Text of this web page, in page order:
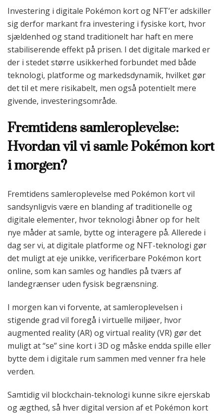
Investering i digitale Pokémon kort og NFT’er adskiller
sig derfor markant fra investering i fysiske kort, hvor
sjældenhed og stand traditionelt har haft en mere
stabiliserende effekt på prisen. I det digitale marked er
der i stedet større usikkerhed forbundet med både
teknologi, platforme og markedsdynamik, hvilket gør
det til et mere risikabelt, men også potentielt mere
givende, investeringsområde.
Fremtidens samleroplevelse:
Hvordan vil vi samle Pokémon kort
i morgen?
Fremtidens samleroplevelse med Pokémon kort vil
sandsynligvis være en blanding af traditionelle og
digitale elementer, hvor teknologi åbner op for helt
nye måder at samle, bytte og interagere på. Allerede i
dag ser vi, at digitale platforme og NFT-teknologi gør
det muligt at eje unikke, verificerbare Pokémon kort
online, som kan samles og handles på tværs af
landegrænser uden fysisk begrænsning.
I morgen kan vi forvente, at samleroplevelsen i
stigende grad vil foregå i virtuelle miljøer, hvor
augmented reality (AR) og virtual reality (VR) gør det
muligt at “se” sine kort i 3D og måske endda spille eller
bytte dem i digitale rum sammen med venner fra hele
verden.
Samtidig vil blockchain-teknologi kunne sikre ejerskab
og ægthed, så hver digital version af et Pokémon kort